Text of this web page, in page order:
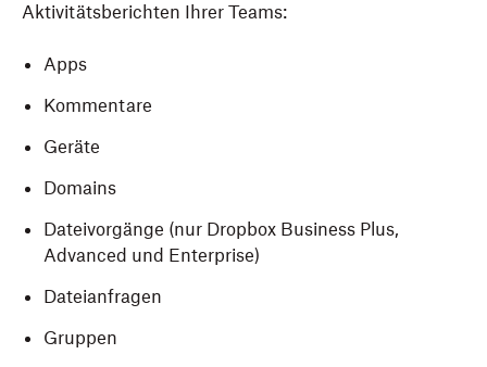
Aktivitätsberichten Ihrer Teams:
Apps
Kommentare
Geräte
Domains
Dateivorgänge (nur Dropbox Business Plus,
Advanced und Enterprise)
Dateianfragen
Gruppen